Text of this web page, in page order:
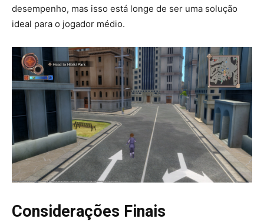
desempenho, mas isso está longe de ser uma solução
ideal para o jogador médio.
Considerações Finais